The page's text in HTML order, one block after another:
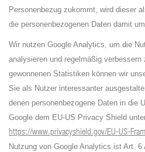
Personenbezug zukommt, wird dieser
die personenbezogenen Daten damit
Wir nutzen Google Analytics, um die
analysieren und regelmäßig verbessern
gewonnenen Statistiken können wir
Sie als Nutzer interessanter
denen personenbezogene Daten in die
Google dem EU-US Privacy Shield
https://www.privacyshield.gov/EU-US-
Nutzung von Google Analytics ist Art.